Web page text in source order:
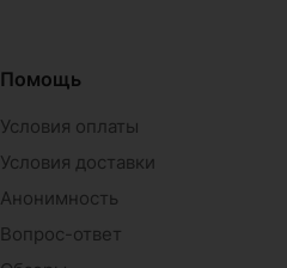
Помощь
Условия оплаты
Условия доставки
Анонимность
Вопрос-ответ